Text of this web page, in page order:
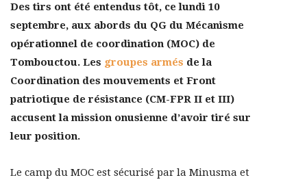
Des tirs ont été entendus tôt, ce lundi 10
septembre, aux abords du QG du Mécanisme
opérationnel de coordination (MOC) de
Tombouctou. Les groupes armés de la
Coordination des mouvements et Front
patriotique de résistance (CM-FPR II et III)
accusent la mission onusienne d’avoir tiré sur
leur position.
Le camp du MOC est sécurisé par la Minusma et